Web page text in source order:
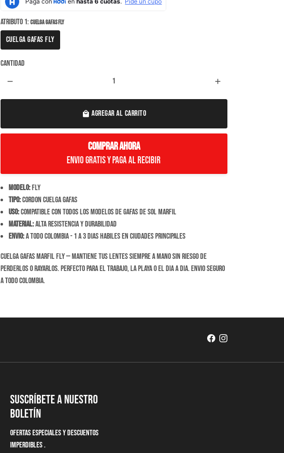
ATRIBUTO 1: CUELGA GAFAS FLY
CUELGA GAFAS FLY
Cantidad
remove add
local_mall AGREGAR AL CARRITO
COMPRAR AHORA
Envio Gratis y paga al recibir
Modelo:Fly
Tipo:Cordon cuelga gafas
Uso:Compatible con todos los modelos de gafas de sol Marfil
Material:Alta resistencia y durabilidad
Envio:A todo Colombia - 1 a 3 dias habiles en ciudades principales
Cuelga gafas Marfil Fly — mantiene tus lentes siempre a mano sin riesgo de
perderlos o rayarlos. Perfecto para el trabajo, la playa o el dia a dia. Envio seguro
a todo Colombia.
Suscríbete a nuestro
boletín
Ofertas Especiales y descuentos
imperdibles .